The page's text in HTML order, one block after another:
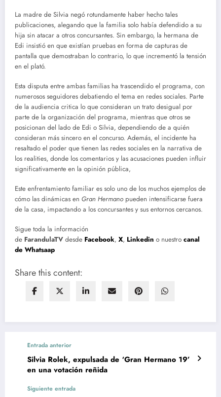
La madre de Silvia negó rotundamente haber hecho tales
publicaciones, alegando que la familia solo había defendido a su
hija sin atacar a otros concursantes. Sin embargo, la hermana de
Edi insistió en que existían pruebas en forma de capturas de
pantalla que demostraban lo contrario, lo que incrementó la tensión
en el plató.
Esta disputa entre ambas familias ha trascendido el programa, con
numerosos seguidores debatiendo el tema en redes sociales. Parte
de la audiencia critica lo que consideran un trato desigual por
parte de la organización del programa, mientras que otros se
posicionan del lado de Edi o Silvia, dependiendo de a quién
consideran más sincero en el concurso. Además, el incidente ha
resaltado el poder que tienen las redes sociales en la narrativa de
los realities, donde los comentarios y las acusaciones pueden influir
significativamente en la opinión pública,
Este enfrentamiento familiar es solo uno de los muchos ejemplos de
cómo las dinámicas en Gran Hermano pueden intensificarse fuera
de la casa, impactando a los concursantes y sus entornos cercanos.
Sigue toda la información
de FarandulaTV desde Facebook, X, Linkedin o nuestro canal
de Whatsaap
Share this content:
Entrada anterior
Silvia Rolek, expulsada de ‘Gran Hermano 19’
en una votación reñida
Siguiente entrada